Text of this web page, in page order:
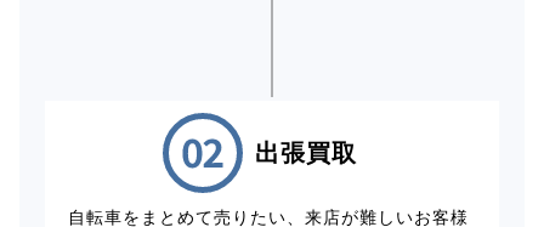
出張買取
自転車をまとめて売りたい、来店が難しいお客様